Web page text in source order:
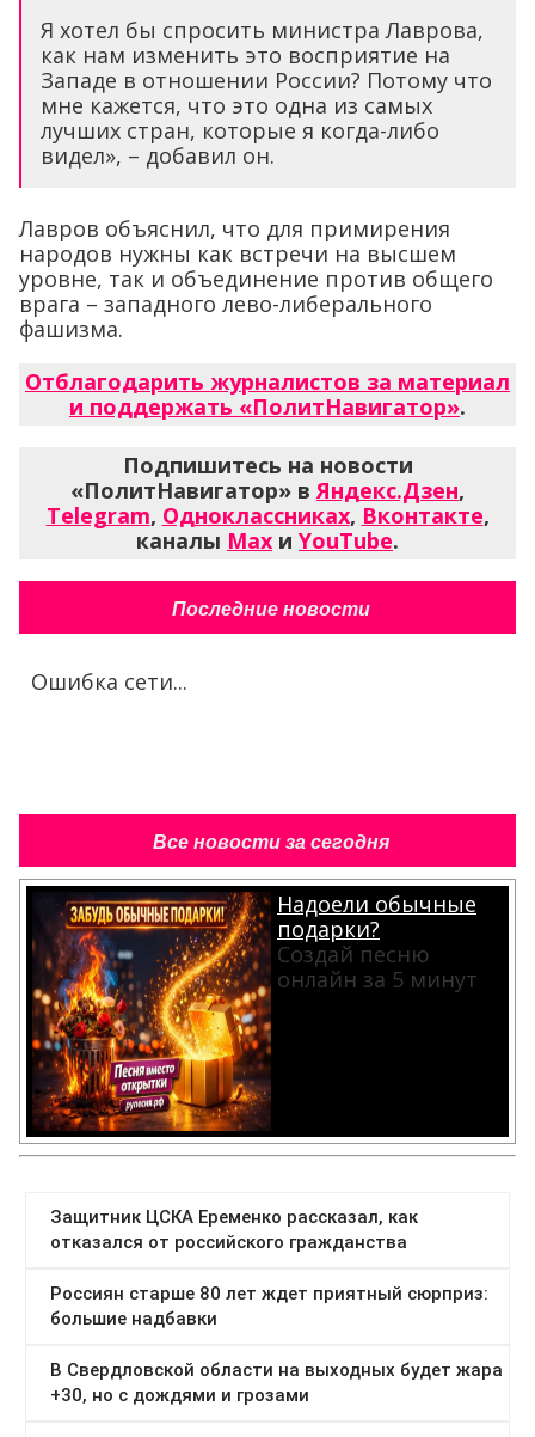
Я хотел бы спросить министра Лаврова,
как нам изменить это восприятие на
Западе в отношении России? Потому что
мне кажется, что это одна из самых
лучших стран, которые я когда-либо
видел», – добавил он.
Лавров объяснил, что для примирения
народов нужны как встречи на высшем
уровне, так и объединение против общего
врага – западного лево-либерального
фашизма.
Отблагодарить журналистов за материал
и поддержать «ПолитНавигатор».
Подпишитесь на новости
«ПолитНавигатор» вЯндекс.Дзен,
Telegram, Одноклассниках, Вконтакте,
каналы Max и YouTube.
Последние новости
Ошибка сети...
Все новости за сегодня
Надоели обычные
подарки?
Создай песню
онлайн за 5 минут